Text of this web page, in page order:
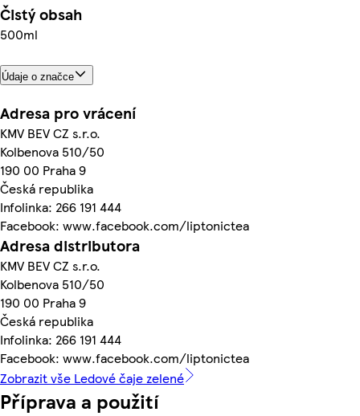
Čistý obsah
500ml
Údaje o značce
Adresa pro vrácení
KMV BEV CZ s.r.o.
Kolbenova 510/50
190 00 Praha 9
Česká republika
Infolinka: 266 191 444
Facebook: www.facebook.com/liptonictea
Adresa distributora
KMV BEV CZ s.r.o.
Kolbenova 510/50
190 00 Praha 9
Česká republika
Infolinka: 266 191 444
Facebook: www.facebook.com/liptonictea
Zobrazit vše Ledové čaje zelené
Příprava a použití